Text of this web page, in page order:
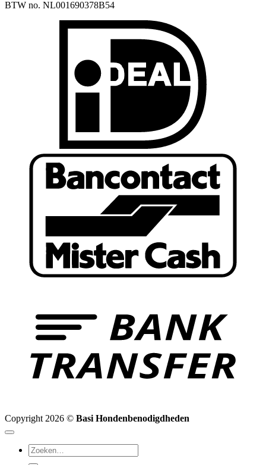
BTW no. NL001690378B54
Copyright 2026 © Basi Hondenbenodigdheden
Zoeken
naar: